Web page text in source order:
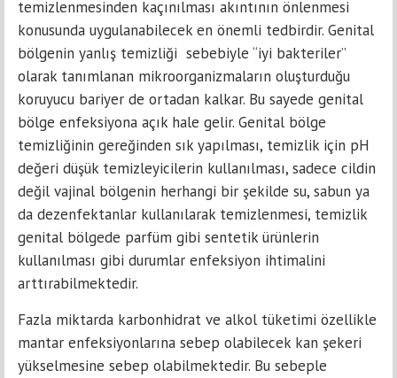
temizlenmesinden kaçınılması akıntının önlenmesi
konusunda uygulanabilecek en önemli tedbirdir. Genital
bölgenin yanlış temizliği sebebiyle “iyi bakteriler”
olarak tanımlanan mikroorganizmaların oluşturduğu
koruyucu bariyer de ortadan kalkar. Bu sayede genital
bölge enfeksiyona açık hale gelir. Genital bölge
temizliğinin gereğinden sık yapılması, temizlik için pH
değeri düşük temizleyicilerin kullanılması, sadece cildin
değil vajinal bölgenin herhangi bir şekilde su, sabun ya
da dezenfektanlar kullanılarak temizlenmesi, temizlik
genital bölgede parfüm gibi sentetik ürünlerin
kullanılması gibi durumlar enfeksiyon ihtimalini
arttırabilmektedir.
Fazla miktarda karbonhidrat ve alkol tüketimi özellikle
mantar enfeksiyonlarına sebep olabilecek kan şekeri
yükselmesine sebep olabilmektedir. Bu sebeple